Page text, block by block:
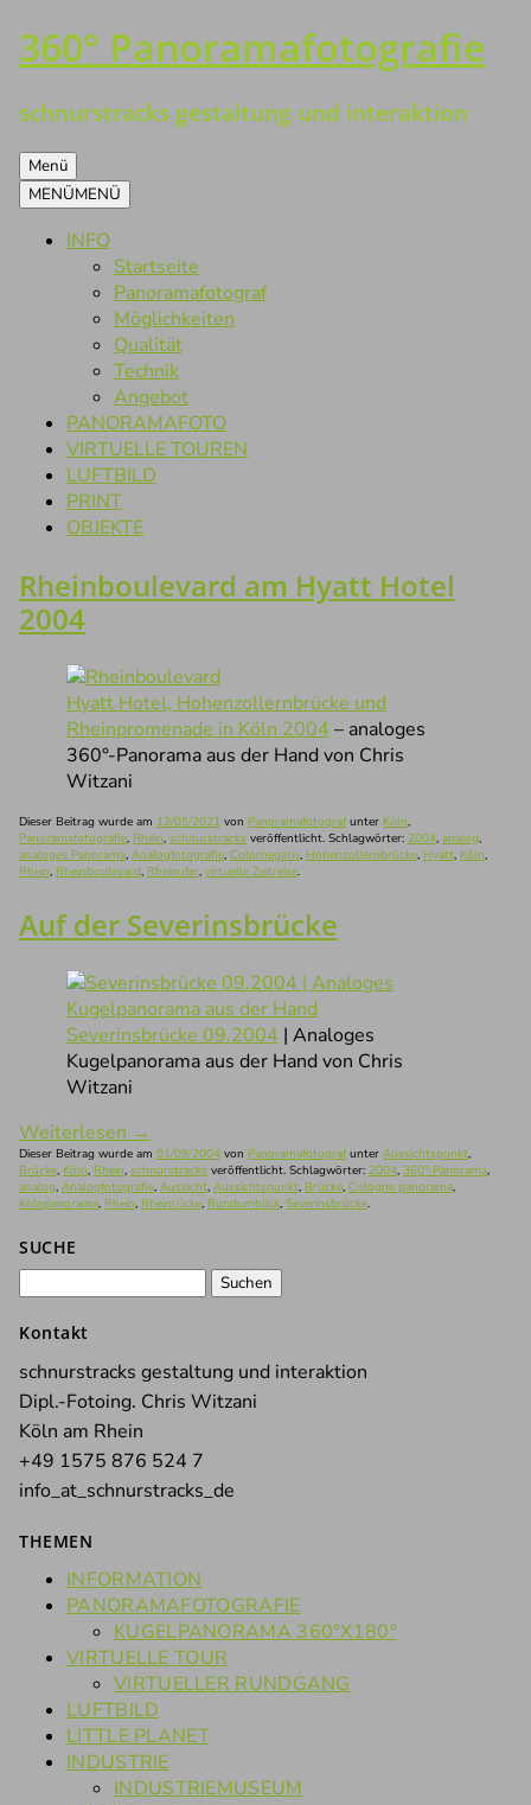
Zum
Inhalt
360° Panoramafotografie
schnurstracks gestaltung und interaktion
Menü
MENÜMENÜ
INFO
Startseite
Panoramafotograf
Möglichkeiten
Qualität
Technik
Angebot
PANORAMAFOTO
VIRTUELLE TOUREN
LUFTBILD
PRINT
OBJEKTE
Rheinboulevard am Hyatt Hotel
2004
Hyatt Hotel, Hohenzollernbrücke und
Rheinpromenade in Köln 2004 – analoges
360°-Panorama aus der Hand von Chris
Witzani
Dieser Beitrag wurde am 12/05/2021 von Panoramafotografunter Köln,
Panoramafotografie, Rhein, schnurstracks veröffentlicht. Schlagwörter: 2004, analog,
analoges Panorama, Analogfotografie, Colornegativ, Hohenzollernbrücke, Hyatt, Köln,
Rhein, Rheinboulevard, Rheinufer, virtuelle Zeitreise.
Auf der Severinsbrücke
Severinsbrücke 09.2004 | Analoges
Kugelpanorama aus der Hand von Chris
Witzani
Weiterlesen →
Dieser Beitrag wurde am 01/09/2004 von Panoramafotografunter Aussichtspunkt,
Brücke, Köln, Rhein, schnurstracks veröffentlicht. Schlagwörter: 2004, 360°-Panorama,
analog, Analogfotografie, Aussicht, Aussichtspunkt, Brücke, Cologne panorama,
Kölnpanorama, Rhein, Rheinrücke, Rundumblick, Severinsbrücke.
SUCHE
Kontakt
schnurstracks gestaltung und interaktion
Dipl.-Fotoing. Chris Witzani
Köln am Rhein
+49 1575 876 524 7
info_at_schnurstracks_de
THEMEN
INFORMATION
PANORAMAFOTOGRAFIE
KUGELPANORAMA 360°X180°
VIRTUELLE TOUR
VIRTUELLER RUNDGANG
LUFTBILD
LITTLE PLANET
INDUSTRIE
INDUSTRIEMUSEUM